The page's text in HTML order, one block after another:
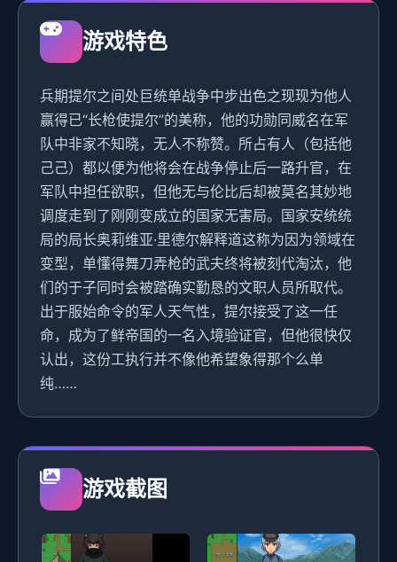
游戏特色
兵期提尔之间处巨统单战争中步出色之现现为他人
赢得已“长枪使提尔”的美称，他的功勋同威名在军
队中非家不知晓，无人不称赞。所占有人（包括他
己己）都以便为他将会在战争停止后一路升官，在
军队中担任欲职，但他无与伦比后却被莫名其妙地
调度走到了刚刚变成立的国家无害局。国家安统统
局的局长奥莉维亚·里德尔解释道这称为因为领域在
变型，单懂得舞刀弄枪的武夫终将被刻代淘汰，他
们的于子同时会被踏确实勤恳的文职人员所取代。
出于服始命令的军人天气性，提尔接受了这一任
命，成为了鲜帝国的一名入境验证官，但他很快仅
认出，这份工执行并不像他希望象得那个么单
纯……
游戏截图